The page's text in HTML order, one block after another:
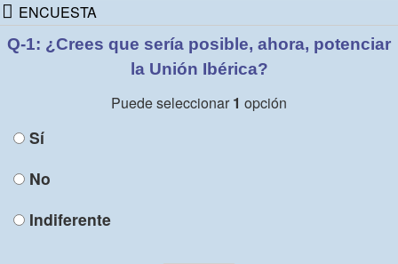
ENCUESTA
Q-1: ¿Crees que sería posible, ahora, potenciar
la Unión Ibérica?
Puede seleccionar 1 opción
Sí
No
Indiferente